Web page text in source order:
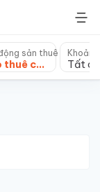
sản thuê
Cho thuê căn hộ chung cư Tất cả